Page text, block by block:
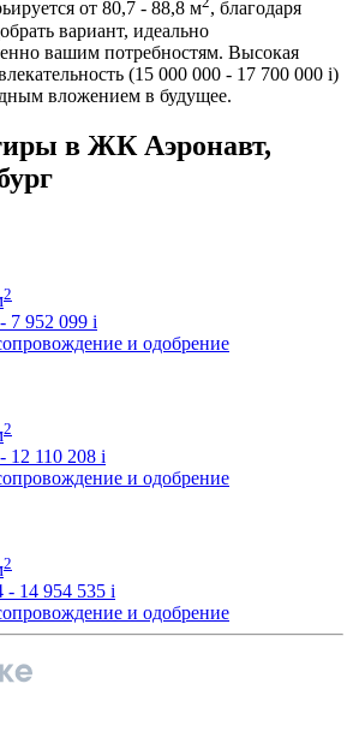
от 80,7 - 88,8 м , благодаря
вариант, идеально
вашим потребностям. Высокая
(15 000 000 - 17 700 000 i)
вложением в будущее.
в ЖК Аэронавт,
2
7 952 099 i
и одобрение
2
12 110 208 i
и одобрение
2
- 14 954 535 i
и одобрение